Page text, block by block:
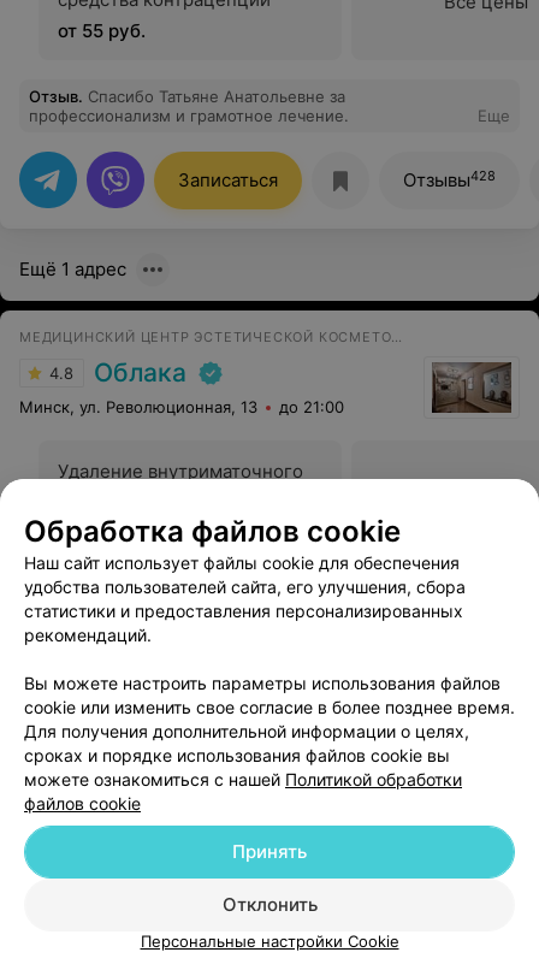
от 55 руб.
Отзыв. Спасибо Татьяне Анатольевне за
профессионализм и грамотное лечение.
Еще
Записаться Отзывы428
Ещё 1 адрес
МЕДИЦИНСКИЙ ЦЕНТР ЭСТЕТИЧЕСКОЙ КОСМЕТОЛОГИИ И ГИНЕКОЛОГИИ
4.8 Облака
Минск, ул. Революционная, 13 до 21:00
Удаление внутриматочного
100 руб.
Запись по телефону
Записаться
мед центра. Я опоздала на прием и она вошла в
положение и перенесла следующую запись. Спасибо
Вам за понимание и профессионализм!
Еще
Записаться онлайн
МЕДИЦИНСКИЙ ЦЕНТР
Авиценна
до 23:00
Обработка файлов cookie
Наш сайт использует файлы cookie для обеспечения
удобства пользователей сайта, его улучшения, сбора
статистики и предоставления персонализированных
рекомендаций.
Вы можете настроить параметры использования файлов
cookie или изменить свое согласие в более позднее время.
Для получения дополнительной информации о целях,
сроках и порядке использования файлов cookie вы
можете ознакомиться с нашей Политикой обработки
файлов cookie
Отклонить
Принять
Персональные настройки Cookie